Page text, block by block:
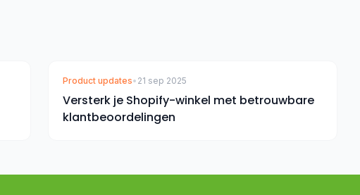
Product updates• 21 sep 2025
Versterk je Shopify-winkel met betrouwbare
klantbeoordelingen